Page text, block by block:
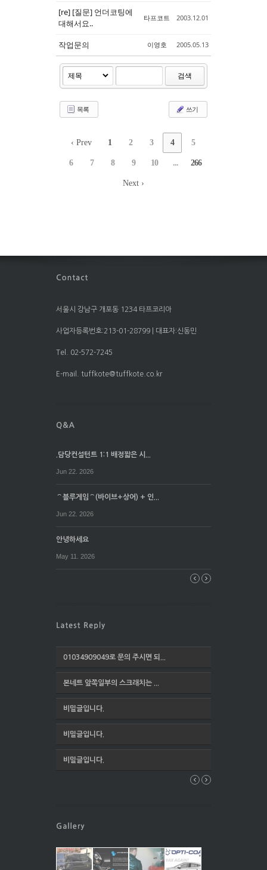
[re] [질문] 언더코팅에
대해서요..
타프코트 2003.12.01
작업문의 이영호 2005.05.13
검색
목록 쓰기
‹ Prev 1 2 3 4 5
6 7 8 9 10 ... 266
Next ›
서울시 강남구 개포동 1234 타프코리아
사업자등록번호:213-01-28799 | 대표자:신동민
Tel. 02-572-7245
E-mail. tuffkote@tuffkote.co.kr
.담당컨설턴트 1:1 배정짧은 시...
Jun 22. 2026
⌒블루게임⌒(바이브+상어) + 인...
Jun 22. 2026
안녕하세요
May 11. 2026
01034909049로 문의 주시면 되...
본네트 앞쪽일부의 스크래치는 ...
비밀글입니다.
비밀글입니다.
비밀글입니다.